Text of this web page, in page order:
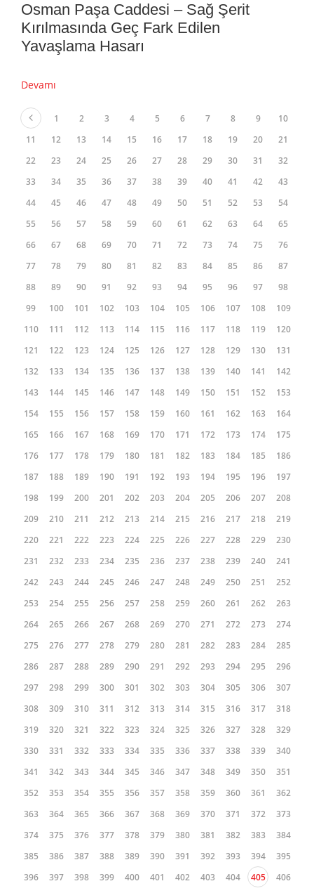
Osman Paşa Caddesi – Sağ Şerit
Kırılmasında Geç Fark Edilen
Yavaşlama Hasarı
Devamı
1 2 3 4 5 6 7 8 9
10
11
12 13 14 15 16 17 18 19 20
21
22
23 24 25 26 27 28 29 30 31
32
33
34 35 36 37 38 39 40 41 42
43
44
45 46 47 48 49 50 51 52 53
54
55
56 57 58 59 60 61 62 63 64
65
66
67 68 69 70 71 72 73 74 75
76
77
78 79 80 81 82 83 84 85 86
87
88
89 90 91 92 93 94 95 96 97
98
99
100 101 102 103 104 105 106 107 108
109
110
111 112 113 114 115 116 117 118 119
120
121
122 123 124 125 126 127 128 129 130
131
132
133 134 135 136 137 138 139 140 141
142
143
144 145 146 147 148 149 150 151 152
153
154
155 156 157 158 159 160 161 162 163
164
165
166 167 168 169 170 171 172 173 174
175
176
177 178 179 180 181 182 183 184 185
186
187
188 189 190 191 192 193 194 195 196
197
198
199 200 201 202 203 204 205 206 207
208
209
210 211 212 213 214 215 216 217 218
219
220
221 222 223 224 225 226 227 228 229
230
231
232 233 234 235 236 237 238 239 240
241
242
243 244 245 246 247 248 249 250 251
252
253
254 255 256 257 258 259 260 261 262
263
264
265 266 267 268 269 270 271 272 273
274
275
276 277 278 279 280 281 282 283 284
285
286
287 288 289 290 291 292 293 294 295
296
297
298 299 300 301 302 303 304 305 306
307
308
309 310 311 312 313 314 315 316 317
318
319
320 321 322 323 324 325 326 327 328
329
330
331 332 333 334 335 336 337 338 339
340
341
342 343 344 345 346 347 348 349 350
351
352
353 354 355 356 357 358 359 360 361
362
363
364 365 366 367 368 369 370 371 372
373
374
375 376 377 378 379 380 381 382 383
384
385
386 387 388 389 390 391 392 393 394
395
396
397 398 399 400 401 402 403 404 405
406